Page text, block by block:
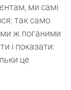
ми самі
так само
ж поганими
і показати:
це